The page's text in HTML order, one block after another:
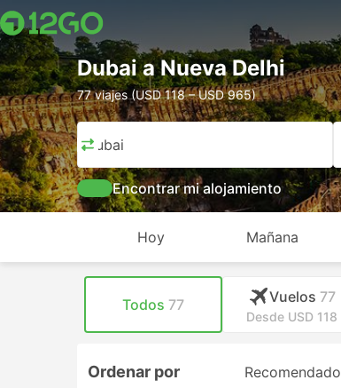
Dubai a Nueva Delhi
77 viajes (USD 118 – USD 965)
Dubai
Encontrar mi alojamiento
Hoy Mañana
Todos 77 Vuelos 77
Desde USD 118
Ordenar por Recomendado